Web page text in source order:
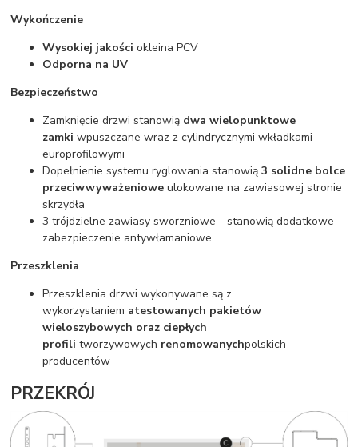
Wykończenie
Wysokiej jakości okleina PCV
Odporna na UV
Bezpieczeństwo
Zamknięcie drzwi stanowią dwa wielopunktowe
zamki wpuszczane wraz z cylindrycznymi wkładkami
europrofilowymi
Dopełnienie systemu ryglowania stanowią3 solidne bolce
przeciwwyważeniowe ulokowane na zawiasowej stronie
skrzydła
3 trójdzielne zawiasy sworzniowe - stanowią dodatkowe
zabezpieczenie antywłamaniowe
Przeszklenia
Przeszklenia drzwi wykonywane są z
wykorzystaniem atestowanych pakietów
wieloszybowych oraz ciepłych
profili tworzywowych renomowanychpolskich
producentów
PRZEKRÓJ